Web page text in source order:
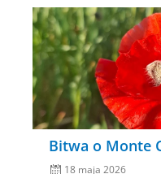
Bitwa o Monte
Posted
on
18 maja 2026